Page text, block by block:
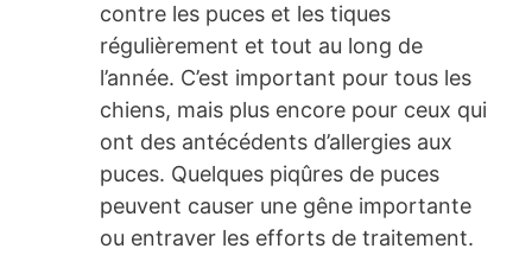
contre les puces et les tiques
régulièrement et tout au long de
l’année. C’est important pour tous les
chiens, mais plus encore pour ceux qui
ont des antécédents d’allergies aux
puces. Quelques piqûres de puces
peuvent causer une gêne importante
ou entraver les efforts de traitement.